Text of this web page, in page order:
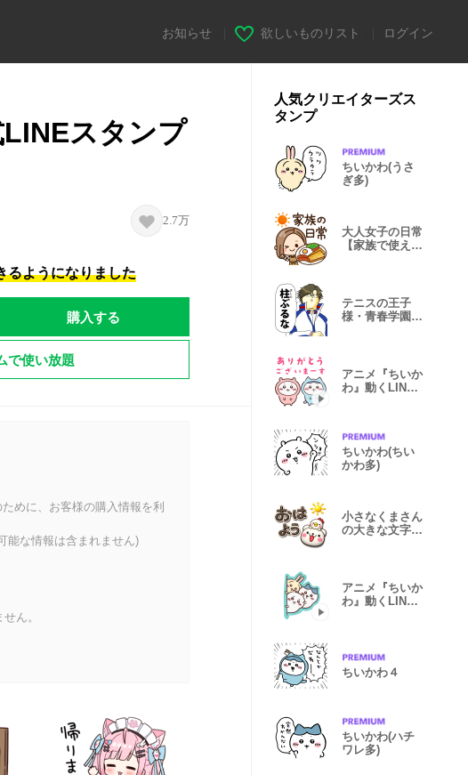
お知らせ 欲しいものリスト ログイン
スタンプ
2.7万
るようになりました
購入する
で使い放題
めに、お客様の購入情報を利
能な情報は含まれません)
ん。
人気クリエイターズス
タンプ
ちいかわ(うさ
ぎ多)
大人女子の日常
【家族で使える
テニスの王子
様・青春学園×
アニメ『ちいか
わ』動くLINE
ちいかわ(ちい
かわ多)
小さなくまさん
の大きな文字♡
アニメ『ちいか
わ』動くLINE
ちいかわ４
ちいかわ(ハチ
ワレ多)